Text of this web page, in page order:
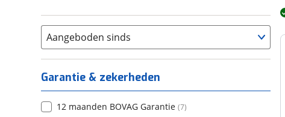
Aangeboden sinds
Garantie & zekerheden
12 maanden BOVAG Garantie (7)